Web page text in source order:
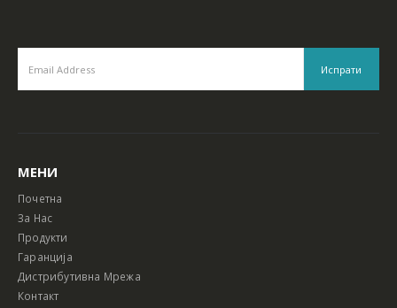
МЕНИ
Почетна
За Нас
Продукти
Гаранција
Дистрибутивна Мрежа
Контакт